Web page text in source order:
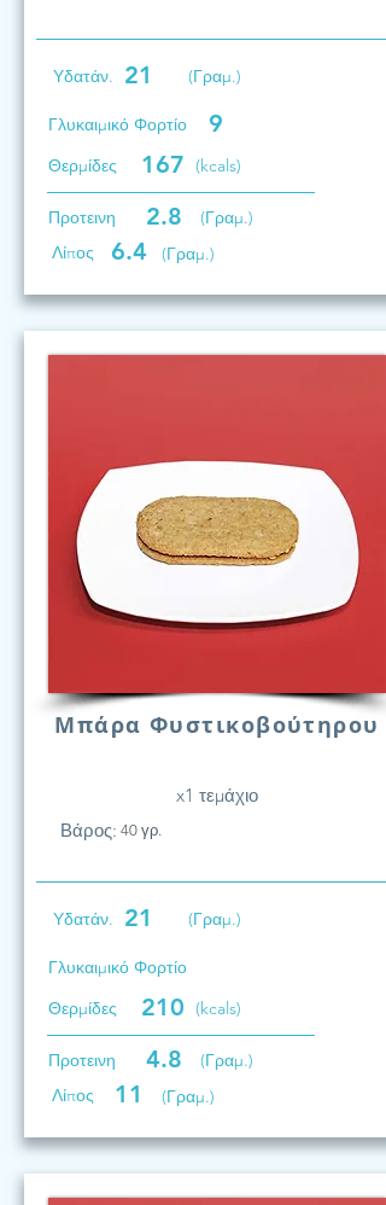
Υδατάν. 21 (Γραμ.)
Γλυκαιμικό Φορτίο 9
Θερμίδες 167 (kcals)
Προτεινη 2.8
(Γραμ.)
Λίπος
6.4 (Γραμ.)
Μπάρα Φυστικοβούτηρου
x1 τεμάχιο
Βάρος: 40 γρ.
Υδατάν. 21 (Γραμ.)
Γλυκαιμικό Φορτίο
Θερμίδες
210 (kcals)
Προτεινη 4.8
(Γραμ.)
Λίπος
11 (Γραμ.)